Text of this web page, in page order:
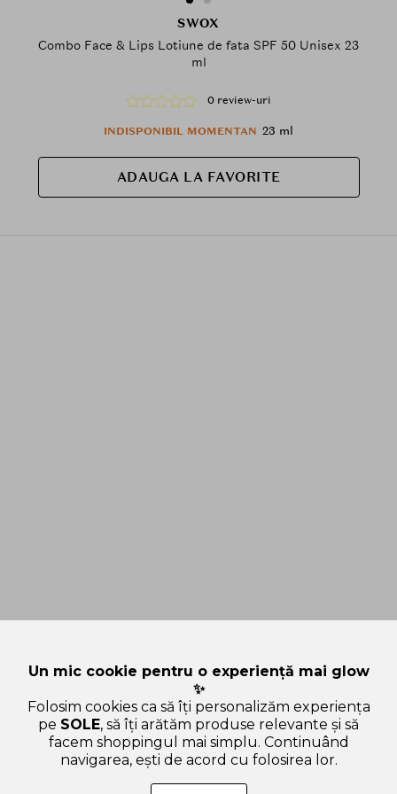
SWOX
Combo Face & Lips Lotiune de fata SPF 50 Unisex 23
ml
0 review-uri
INDISPONIBIL MOMENTAN 23 ml
ADAUGA LA FAVORITE
Un mic cookie pentru o experiență mai glow
✨
Folosim cookies ca să îți personalizăm experiența
pe SOLE, să îți arătăm produse relevante și să
facem shoppingul mai simplu. Continuând
navigarea, ești de acord cu folosirea lor.